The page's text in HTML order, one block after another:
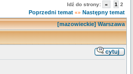
Idź do strony: « 1 2
Poprzedni temat «» Następny temat
[mazowieckie] Warszawa